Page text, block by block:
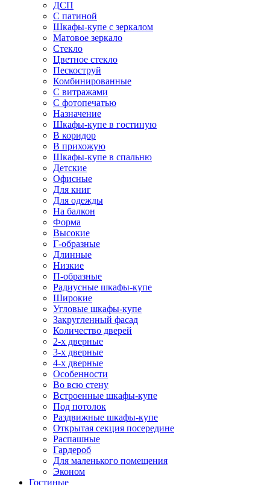
ДСП
С патиной
Шкафы-купе с зеркалом
Матовое зеркало
Стекло
Цветное стекло
Пескоструй
Комбинированные
С витражами
С фотопечатью
Назначение
Шкафы-купе в гостиную
В коридор
В прихожую
Шкафы-купе в спальню
Детские
Офисные
Для книг
Для одежды
На балкон
Форма
Высокие
Г-образные
Длинные
Низкие
П-образные
Радиусные шкафы-купе
Широкие
Угловые шкафы-купе
Закругленный фасад
Количество дверей
2-х дверные
3-х дверные
4-х дверные
Особенности
Во всю стену
Встроенные шкафы-купе
Под потолок
Раздвижные шкафы-купе
Открытая секция посередине
Распашные
Гардероб
Для маленького помещения
Эконом
Гостиные